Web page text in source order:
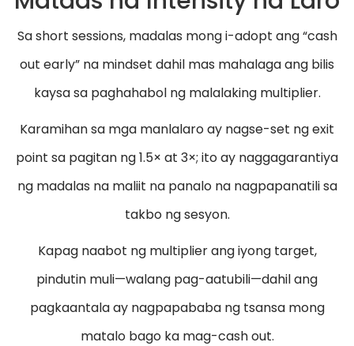
Sa short sessions, madalas mong i-adopt ang “cash
out early” na mindset dahil mas mahalaga ang bilis
kaysa sa paghahabol ng malalaking multiplier.
Karamihan sa mga manlalaro ay nagse-set ng exit
point sa pagitan ng 1.5× at 3×; ito ay naggagarantiya
ng madalas na maliit na panalo na nagpapanatili sa
takbo ng sesyon.
Kapag naabot ng multiplier ang iyong target,
pindutin muli—walang pag-aatubili—dahil ang
pagkaantala ay nagpapababa ng tsansa mong
matalo bago ka mag-cash out.